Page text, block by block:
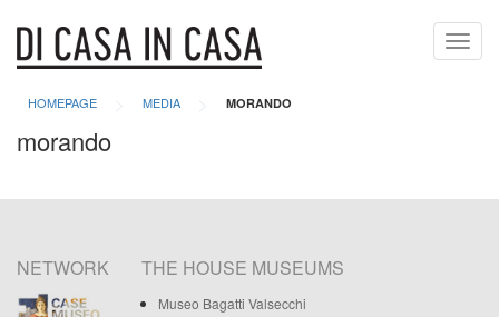
HOMEPAGE MEDIA MORANDO
morando
NETWORK THE HOUSE MUSEUMS
Museo Bagatti Valsecchi